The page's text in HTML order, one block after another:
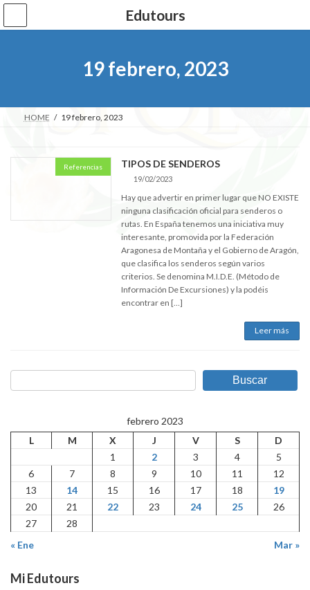
Saltar
contenido
Saltar
la
Edutours
19 febrero, 2023
HOME 19 febrero, 2023
Referencias TIPOS DE SENDEROS
19/02/2023
Hay que advertir en primer lugar que NO EXISTE
ninguna clasificación oficial para senderos o
rutas. En España tenemos una iniciativa muy
interesante, promovida por la Federación
Aragonesa de Montaña y el Gobierno de Aragón,
que clasifica los senderos según varios
criterios. Se denomina M.I.D.E. (Método de
Información De Excursiones) y la podéis
encontrar en […]
Leer más
Buscar
febrero 2023
L
M X J V S
D
1
2 3 4
5
6
7 8 9 10 11
12
13
14 15 16 17 18
19
20
21 22 23 24 25
26
27
28
« Ene
Mar »
Mi Edutours